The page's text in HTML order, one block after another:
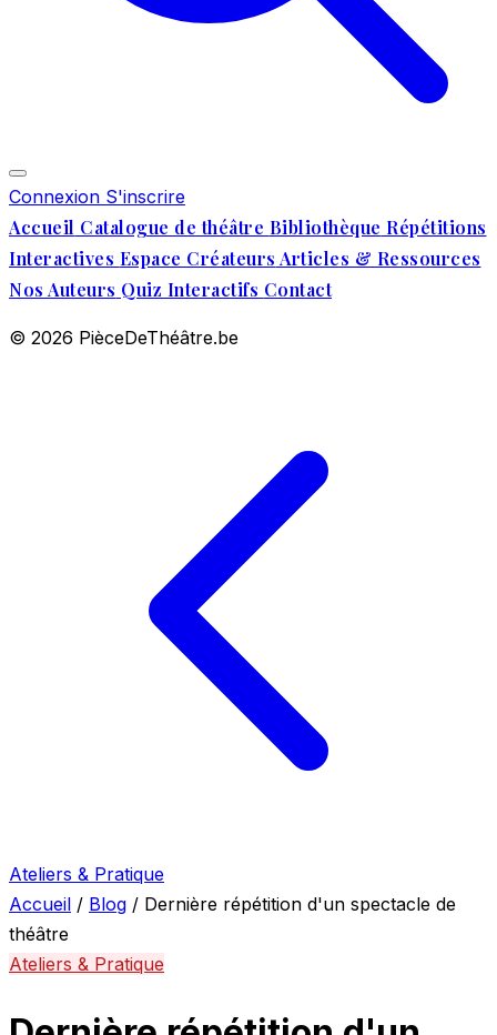
Connexion S'inscrire
Accueil Catalogue de théâtre Bibliothèque Répétitions
Interactives Espace Créateurs Articles & Ressources
Nos Auteurs Quiz Interactifs Contact
© 2026 PièceDeThéâtre.be
Ateliers & Pratique
Accueil / Blog / Dernière répétition d'un spectacle de
théâtre
Ateliers & Pratique